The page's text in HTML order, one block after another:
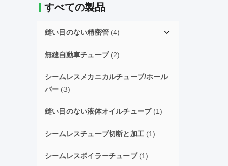
すべての製品
縫い目のない精密管 (4)
無縫自動車チューブ(2)
シームレスメカニカルチューブ/ホール
バー (3)
縫い目のない液体オイルチューブ(1)
シームレスチューブ切断と加工 (1)
シームレスボイラーチューブ(1)